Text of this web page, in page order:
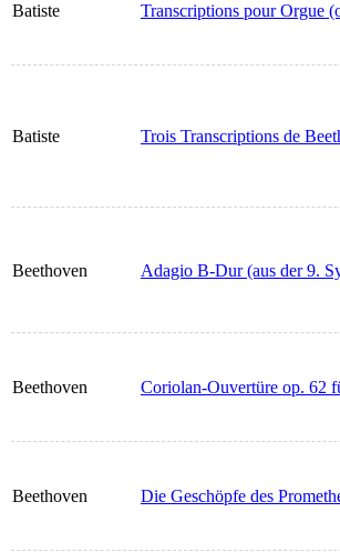
Batiste Transcriptions pour Orgue
Batiste Trois Transcriptions de
Beethoven Adagio B-Dur (aus der 9.
Beethoven Coriolan-Ouvertüre op. 62
Beethoven Die Geschöpfe des